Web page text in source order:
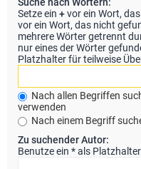
Setze ein +vor ein Wort,
vor ein Wort, das nicht
mehrere Wörter getrennt
nur eines der Wörter
Platzhalter für teilweise
Nach allen Begriffen
verwenden
Nach einem Begriff
Zu suchender Autor:
Benutze ein * als